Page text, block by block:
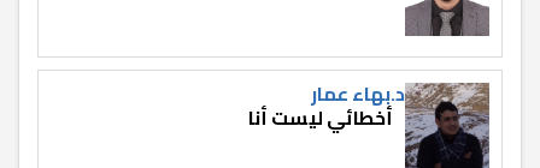
د.بهاء عمار
أخطائي ليست أنا